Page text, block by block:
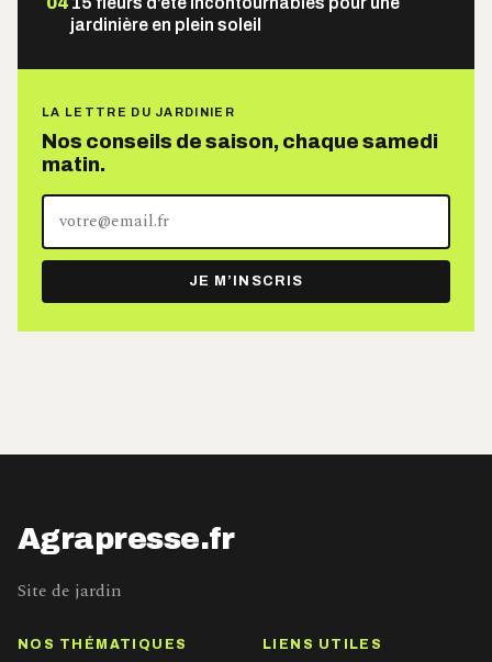
jardinière en plein soleil
LA LETTRE DU JARDINIER
Nos conseils de saison, chaque samedi
matin.
Votre
adresse
e-
mail
JE M’INSCRIS
Agrapresse.fr
Site de jardin
NOS THÉMATIQUES LIENS UTILES